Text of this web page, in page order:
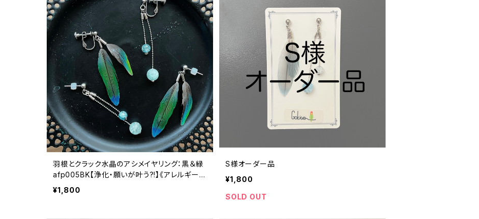
羽根とクラック水晶のアシメイヤリング：黒＆緑
afp005BK【浄化・願いが叶う?!】《アレルギー対
応》
¥1,800
S様オーダー品
¥1,800
SOLD OUT